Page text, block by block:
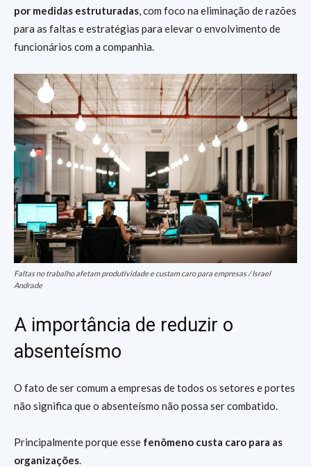
por medidas estruturadas, com foco na eliminação de razões
para as faltas e estratégias para elevar o envolvimento de
funcionários com a companhia.
Faltas no trabalho afetam produtividade e custam caro para empresas / Israel
Andrade
A importância de reduzir o
absenteísmo
O fato de ser comum a empresas de todos os setores e portes
não significa que o absenteísmo não possa ser combatido.
Principalmente porque esse fenômeno custa caro para as
organizações.